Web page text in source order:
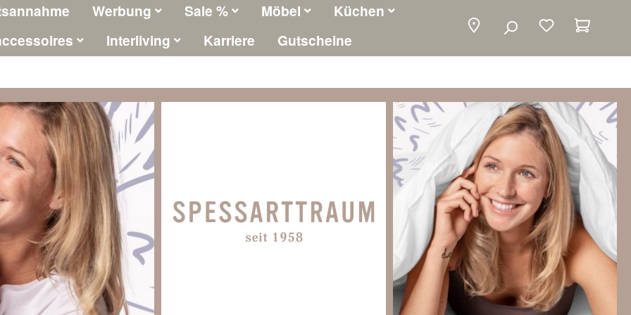
Werbung Sale % Möbel
Küchen
Interliving Karriere Gutscheine